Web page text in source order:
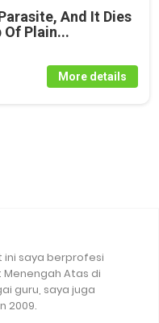
And It Dies
Of Plain...
More details
ini saya berprofesi
Menengah Atas di
guru, saya juga
2009.